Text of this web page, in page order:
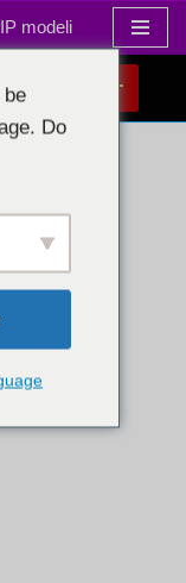
modeli
KAMERO
be
Do